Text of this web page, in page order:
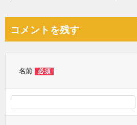
ビ
コメントを残す
名前 必須